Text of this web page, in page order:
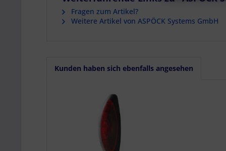
Fragen zum Artikel?
Weitere Artikel von ASPÖCK Systems GmbH
Kunden haben sich ebenfalls angesehen
Verwendung
Verwendung
Erstellung von
Verwendung